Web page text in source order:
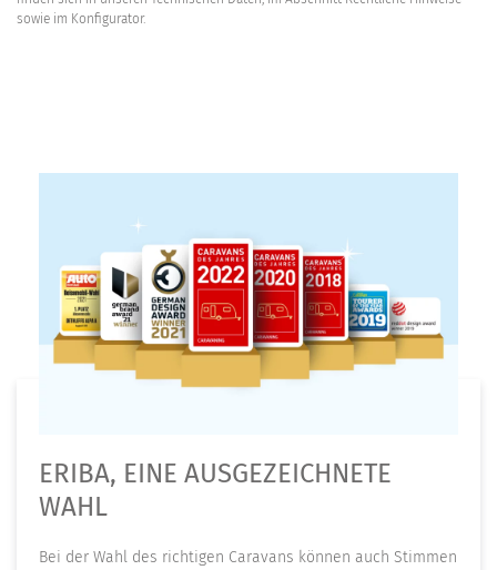
sowie im Konfigurator.
ERIBA, EINE AUSGEZEICHNETE
WAHL
Bei der Wahl des richtigen Caravans können auch Stimmen